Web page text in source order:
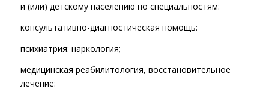
и (или) детскому населению по специальностям:
консультативно-диагностическая помощь:
психиатрия: наркология;
медицинская реабилитология, восстановительное
лечение: